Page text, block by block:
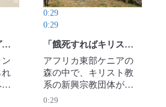
。
を受けているようだ。
先端技術の主戦場とな
った中国市場で何が起
こっているのか。【撮
月24日公開
英ロンドンのビッグベンに男性がよじ登り騒然
れ
が
0:29
0:29
「餓死すればキリストに会える」数百人を集団死させたカルト教団の闇
アフリカ東部ケニアの
森の中で、キリスト教
系の新興宗教団体が
「餓死すればキリスト
0:29